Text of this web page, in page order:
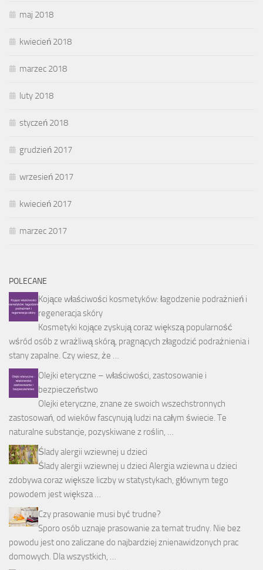
maj 2018
kwiecień 2018
marzec 2018
luty 2018
styczeń 2018
grudzień 2017
wrzesień 2017
kwiecień 2017
marzec 2017
POLECANE
Kojące właściwości kosmetyków: łagodzenie podrażnień i
regeneracja skóry
Kosmetyki kojące zyskują coraz większą popularność
wśród osób z wrażliwą skórą, pragnących złagodzić podrażnienia i
stany zapalne. Czy wiesz, że …
Olejki eteryczne – właściwości, zastosowanie i
bezpieczeństwo
Olejki eteryczne, znane ze swoich wszechstronnych
zastosowań, od wieków fascynują ludzi na całym świecie. Te
naturalne substancje, pozyskiwane z roślin, …
Ślady alergii wziewnej u dzieci
Ślady alergii wziewnej u dzieci Alergia wziewna u dzieci
zdobywa coraz większe liczby w statystykach, głównym tego
powodem jest większa …
Czy prasowanie musi być trudne?
Sporo osób uznaje prasowanie za temat trudny. Nie bez
powodu jest ono zaliczane do najbardziej znienawidzonych prac
domowych. Dla wszystkich, …